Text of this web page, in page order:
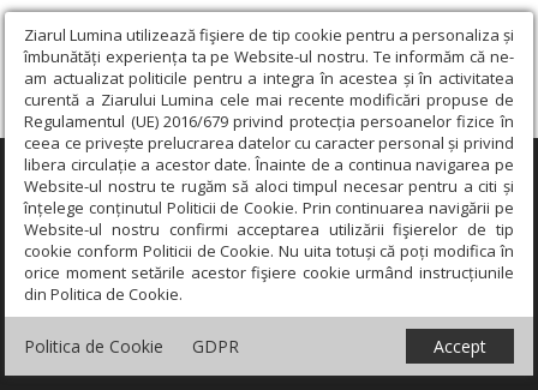
Ziarul Lumina utilizează fişiere de tip cookie pentru a personaliza și
îmbunătăți experiența ta pe Website-ul nostru. Te informăm că ne-
am actualizat politicile pentru a integra în acestea și în activitatea
curentă a Ziarului Lumina cele mai recente modificări propuse de
Regulamentul (UE) 2016/679 privind protecția persoanelor fizice în
ceea ce privește prelucrarea datelor cu caracter personal și privind
libera circulație a acestor date. Înainte de a continua navigarea pe
Website-ul nostru te rugăm să aloci timpul necesar pentru a citi și
înțelege conținutul Politicii de Cookie. Prin continuarea navigării pe
Website-ul nostru confirmi acceptarea utilizării fişierelor de tip
cookie conform Politicii de Cookie. Nu uita totuși că poți modifica în
orice moment setările acestor fişiere cookie urmând instrucțiunile
din Politica de Cookie.
Politica de Cookie GDPR Accept
×